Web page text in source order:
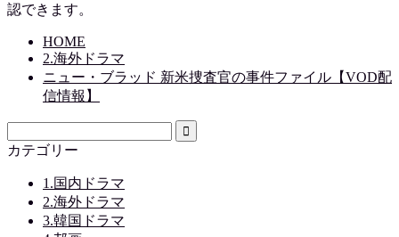
認できます。
HOME
2.海外ドラマ
ニュー・ブラッド 新米捜査官の事件ファイル【VOD配
信情報】
カテゴリー
1.国内ドラマ
2.海外ドラマ
3.韓国ドラマ